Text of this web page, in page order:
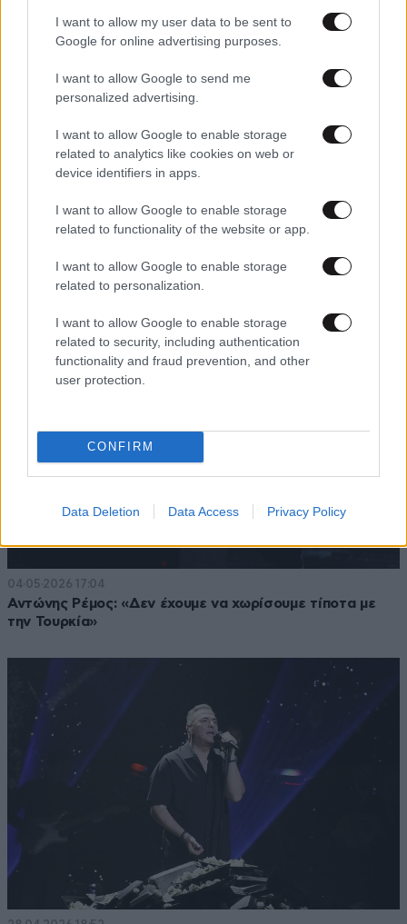
I want to allow my user data to be sent to
Google for online advertising purposes.
I want to allow Google to send me
personalized advertising.
I want to allow Google to enable storage
related to analytics like cookies on web or
device identifiers in apps.
I want to allow Google to enable storage
related to functionality of the website or app.
I want to allow Google to enable storage
related to personalization.
I want to allow Google to enable storage
related to security, including authentication
functionality and fraud prevention, and other
user protection.
CONFIRM
Data Deletion Data Access Privacy Policy
Ο Αντώνης Ρέμος γιορτάζει 30 χρόνια καριέρας με μια
μεγάλη συναυλία στη Θεσσαλονίκη με ελεύθερη είσοδο
04·05·2026 17:04
Αντώνης Ρέμος: «Δεν έχουμε να χωρίσουμε τίποτα με
την Τουρκία»